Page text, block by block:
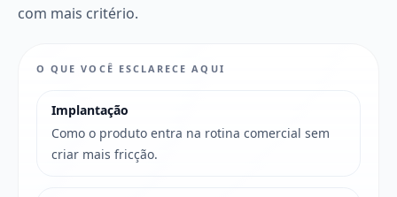
com mais critério.
O QUE VOCÊ ESCLARECE AQUI
Implantação
Como o produto entra na rotina comercial sem
criar mais fricção.